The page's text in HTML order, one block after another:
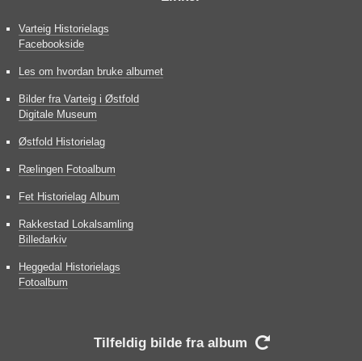
Varteig Historielags
Facebookside
Les om hvordan bruke albumet
Bilder fra Varteig i Østfold
Digitale Museum
Østfold Historielag
Rælingen Fotoalbum
Fet Historielag Album
Rakkestad Lokalsamling
Billedarkiv
Heggedal Historielags
Fotoalbum
Tilfeldig bilde fra album 